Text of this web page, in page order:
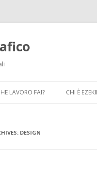
LAVORO FAI? CHI È
DESIGN